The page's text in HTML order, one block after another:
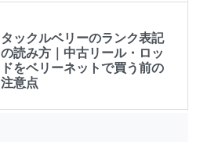
タックルベリーのランク表記
の読み方｜中古リール・ロッ
ドをベリーネットで買う前の
注意点